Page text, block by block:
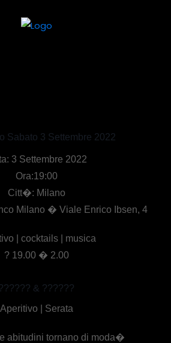
Sabato 3 Settembre 2022
3 Settembre 2022
Ora:19:00
Citt�: Milano
Milano � Viale Enrico Ibsen, 4
| cocktails | musica
? 19.00 � 2.00
& ??????
Aperitivo | Serata
abitudini tornano di moda�